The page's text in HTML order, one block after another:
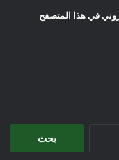
في هذا المتصفح